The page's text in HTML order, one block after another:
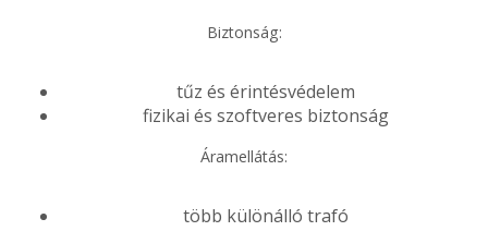
Biztonság:
tűz és érintésvédelem
fizikai és szoftveres biztonság
Áramellátás:
több különálló trafó